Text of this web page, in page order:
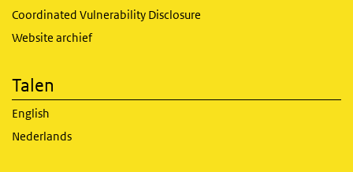
Coordinated Vulnerability Disclosure
Website archief
Talen
English
Nederlands